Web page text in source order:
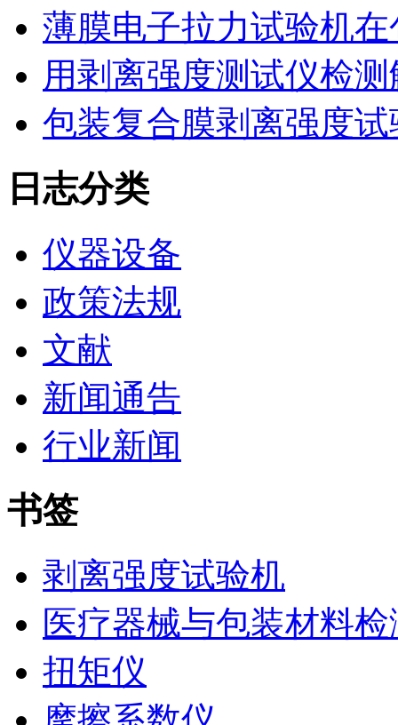
薄膜电子拉力试验机
用剥离强度测试仪检
包装复合膜剥离强度
日志分类
仪器设备
政策法规
文献
新闻通告
行业新闻
书签
剥离强度试验机
医疗器械与包装材料检
扭矩仪